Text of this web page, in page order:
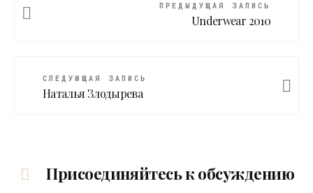
ПРЕДЫДУЩАЯ ЗАПИСЬ
Underwear 2010
СЛЕДУЮЩАЯ ЗАПИСЬ
Наталья Злодырева
Присоединяйтесь к обсуждению